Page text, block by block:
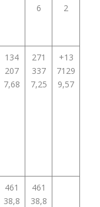
6 2
134
207
7,68
271
337
7,25
+13
7129
9,57
461
38,8
461
38,8